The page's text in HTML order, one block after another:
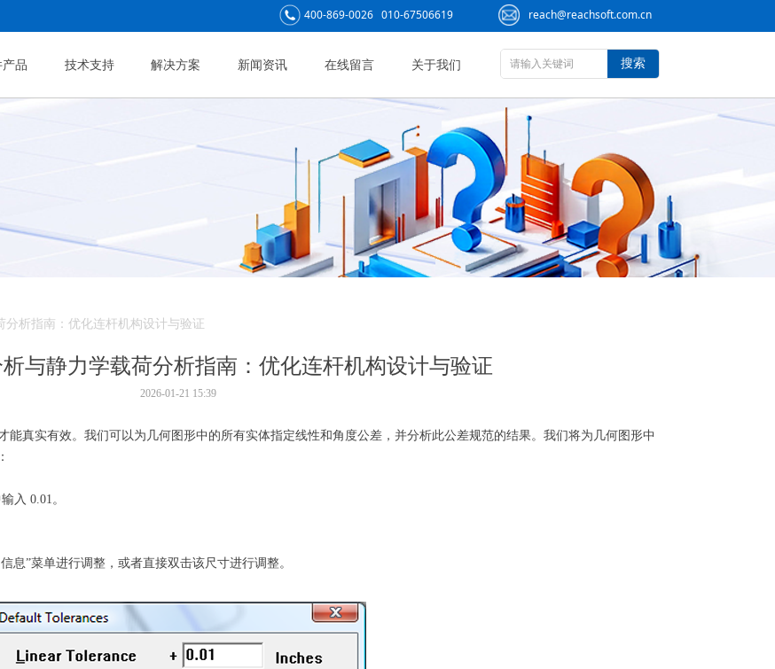
品 技术支持 解决方案 新闻资讯 在线留言 关于我们 搜索
400-869-0026 010-67506619 reach@reachsoft.com.cn
与静力学载荷分析指南：优化连杆机构设计与验证
真实有效。我们可以为几何图形中的所有实体指定线性和角度公差，并分析此公差规范的结果。 我们将为几何图形中
入 0.01。
息”菜单进行调整，或者直接双击该尺寸进行调整。
2026-01-21 15:39
析指南：优化连杆机构设计与验证